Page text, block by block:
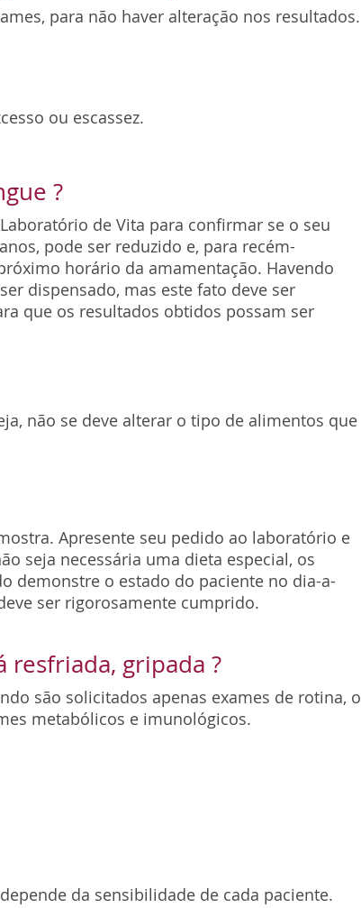
para não haver alteração nos resultados.
ou escassez.
?
de Vita para confirmar se o seu
pode ser reduzido e, para recém-
horário da amamentação. Havendo
dispensado, mas este fato deve ser
que os resultados obtidos possam ser
não se deve alterar o tipo de alimentos que
Apresente seu pedido ao laboratório e
seja necessária uma dieta especial, os
demonstre o estado do paciente no dia-a-
ser rigorosamente cumprido.
resfriada, gripada ?
são solicitados apenas exames de rotina, o
metabólicos e imunológicos.
da sensibilidade de cada paciente.